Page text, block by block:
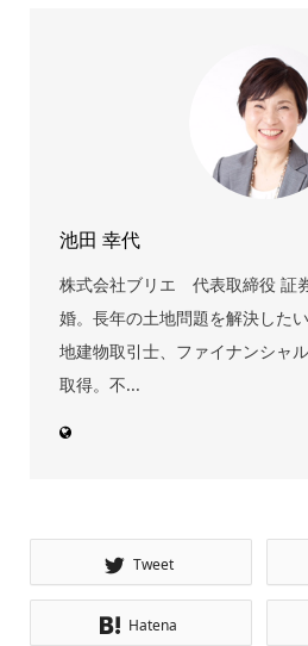
池田 幸代
株式会社ブリエ 代表取締役 証
婚。長年の土地問題を解決した
地建物取引士、ファイナンシャ
取得。不...
Tweet
Hatena